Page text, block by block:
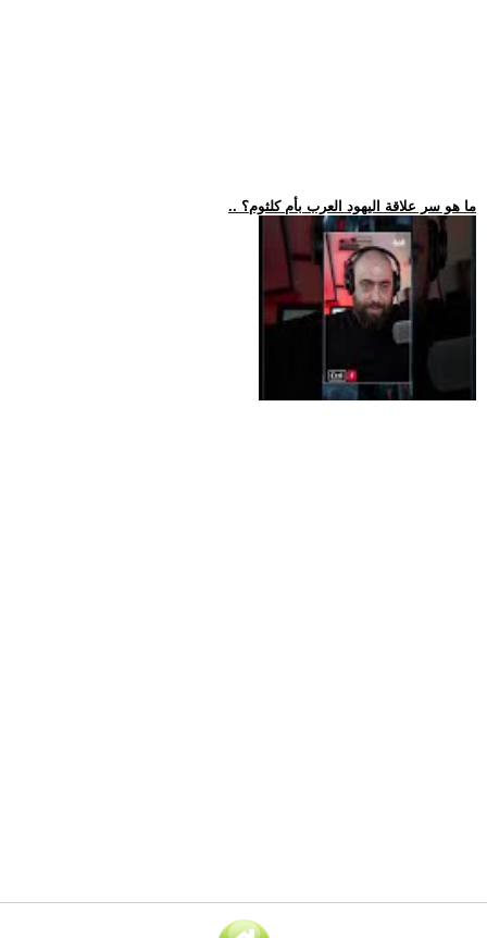
.. ما هو سر علاقة اليهود العرب بأم كلثوم؟